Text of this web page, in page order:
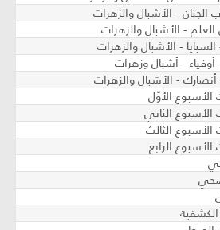
الجنان - الأشبال والزهرات
- الأشبال والزهرات
- الأشبال والزهرات
- أشبال وزهرات
- الأشبال والزهرات
الأسبوع الأوّل
الأسبوع الثاني
الأسبوع الثالث
الأسبوع الرابع